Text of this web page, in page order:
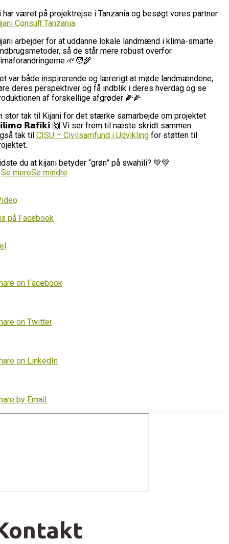
har været på projektrejse i Tanzania og besøgt vores partner
Consult Tanzania.
arbejder for at uddanne lokale landmænd i klima-smarte
så de står mere robust overfor
🌱🧑‍🌾
var både inspirerende og lærerigt at møde landmændene,
deres perspektiver og få indblik i deres hverdag og se
af forskellige afgrøder 🌽🌽
stor tak til Kijani for det stærke samarbejde om projektet
𝗥𝗮𝗳𝗶𝗸𝗶 🙌 Vi ser frem til næste skridt sammen.
tak til CISU – Civilsamfund i Udvikling for støtten til
du at kijani betyder “grøn” på swahili? 💚💚
Se mereSe mindre
på Facebook
on Facebook
on Twitter
on LinkedIn
by Email